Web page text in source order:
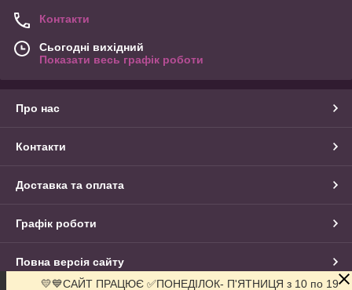
Контакти
Сьогодні вихідний
Показати весь графік роботи
Про нас
Контакти
Доставка та оплата
Графік роботи
Повна версія сайту
💛💙САЙТ ПРАЦЮЄ ✅ПОНЕДІЛОК- П'ЯТНИЦЯ з 10 по 19